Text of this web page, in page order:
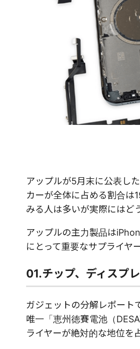
アップルが5月末に公表し
カーが全体に占める割合は
みる人は多いが実際にはど
アップルの主力製品は
にとって重要なサプライヤ
01.チップ、ディスプ
ガジェットの分解レポート
唯一「恵州徳賽電池（
ライヤーが絶対的な地位を